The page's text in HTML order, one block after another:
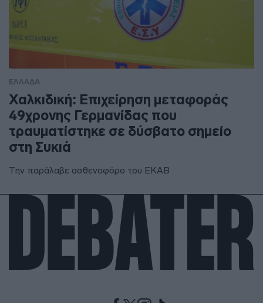
ΕΛΛΑΔΑ
Χαλκιδική: Επιχείρηση μεταφοράς
49χρονης Γερμανίδας που
τραυματίστηκε σε δύσβατο σημείο
στη Συκιά
Την παράλαβε ασθενοφόρο του ΕΚΑΒ